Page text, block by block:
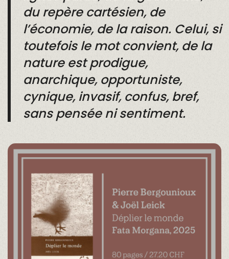
du repère cartésien, de
l’économie, de la raison. Celui, si
toutefois le mot convient, de la
nature est prodigue,
anarchique, opportuniste,
cynique, invasif, confus, bref,
sans pensée ni sentiment.